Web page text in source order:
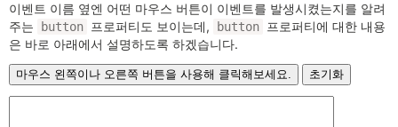
이벤트 이름 옆엔 어떤 마우스 버튼이 이벤트를 발생시켰는지를 알려
주는
button 프로퍼티도 보이는데, button
프로퍼티에 대한 내용
은 바로 아래에서 설명하도록 하겠습니다.